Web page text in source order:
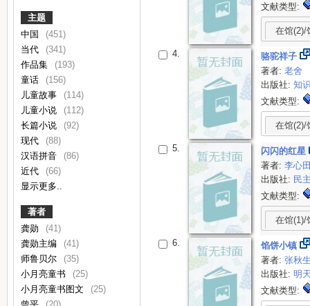
主题
中国
(451)
当代
(341)
作品集
(193)
童话
(156)
儿童故事
(114)
儿童小说
(112)
长篇小说
(92)
现代
(88)
汉语拼音
(86)
近代
(66)
显示更多..
著者
龚勋
(41)
龚勋主编
(41)
师鲁贝尔
(35)
小月亮童书
(25)
小月亮童书图文
(25)
文献类型:
在馆(2)/
4.
骆驼祥子
著者:老舍
出版社:知
文献类型:
在馆(2)/
5.
闪闪的红星
著者:李心
出版社: 民
文献类型:
在馆(1)/
6.
馅饼小镇
著者:张秋
出版社:明
文献类型: